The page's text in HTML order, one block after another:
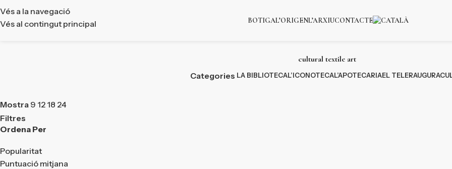
Vés a la navegació
Vés al contingut principal
BOTIGAL’ORIGENL’ARXIUCONTACTE
cultural textile art
Categories LA BIBLIOTECAL’ICONOTECAL’APOTECARIAEL TELER
Mostra 9 12 18 24
Filtres
Ordena Per
Popularitat
Puntuació mitjana